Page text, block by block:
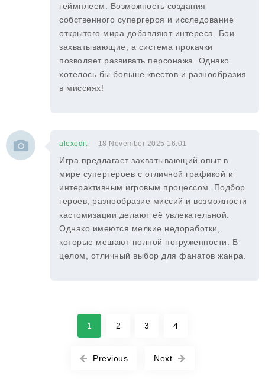
геймплеем. Возможность создания
собственного супергероя и исследование
открытого мира добавляют интереса. Бои
захватывающие, а система прокачки
позволяет развивать персонажа. Однако
хотелось бы больше квестов и разнообразия
в миссиях!
alexedit 18 November 2025 16:01
Игра предлагает захватывающий опыт в
мире супергероев с отличной графикой и
интерактивным игровым процессом. Подбор
героев, разнообразие миссий и возможности
кастомизации делают её увлекательной.
Однако имеются мелкие недоработки,
которые мешают полной погруженности. В
целом, отличный выбор для фанатов жанра.
Previous
1 2 3 4
Next